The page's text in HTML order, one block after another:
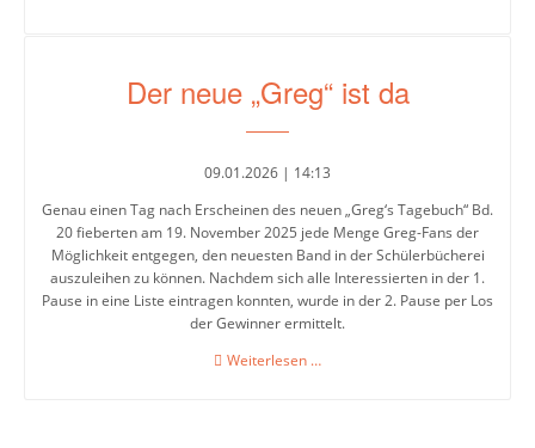
Religion/Ethik
Spanisch
Sport
Soziales
Senckenberg
Naturmuseum
Der neue „Greg“ ist da
09.01.2026 | 14:13
Genau einen Tag nach Erscheinen des neuen „Greg‘s Tagebuch“ Bd.
20 fieberten am 19. November 2025 jede Menge Greg-Fans der
Möglichkeit entgegen, den neuesten Band in der Schülerbücherei
auszuleihen zu können. Nachdem sich alle Interessierten in der 1.
Pause in eine Liste eintragen konnten, wurde in der 2. Pause per Los
der Gewinner ermittelt.
Weiterlesen …Der